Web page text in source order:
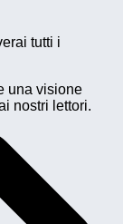
tutti i
una visione
nostri lettori.